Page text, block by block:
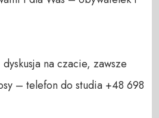
na czacie, zawsze
– telefon do studia +48 698